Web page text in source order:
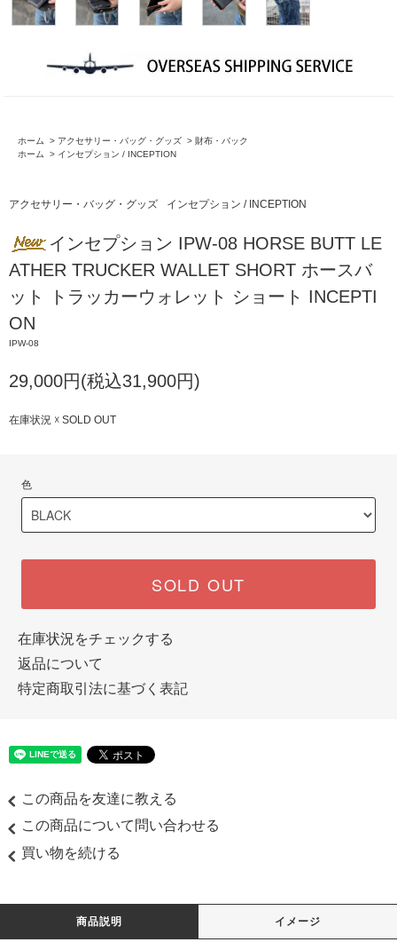
ホーム > アクセサリー・バッグ・グッズ > 財布・バック
ホーム
> インセプション / INCEPTION
アクセサリー・バッグ・グッズ インセプション / INCEPTION
インセプション IPW-08 HORSE BUTT LE
ATHER TRUCKER WALLET SHORT ホースバ
ット トラッカーウォレット ショート INCEPTI
ON
IPW-08
29,000円(税込31,900円)
在庫状況 ☓ SOLD OUT
色
SOLD OUT
在庫状況をチェックする
返品について
特定商取引法に基づく表記
この商品を友達に教える
この商品について問い合わせる
買い物を続ける
商品説明 イメージ